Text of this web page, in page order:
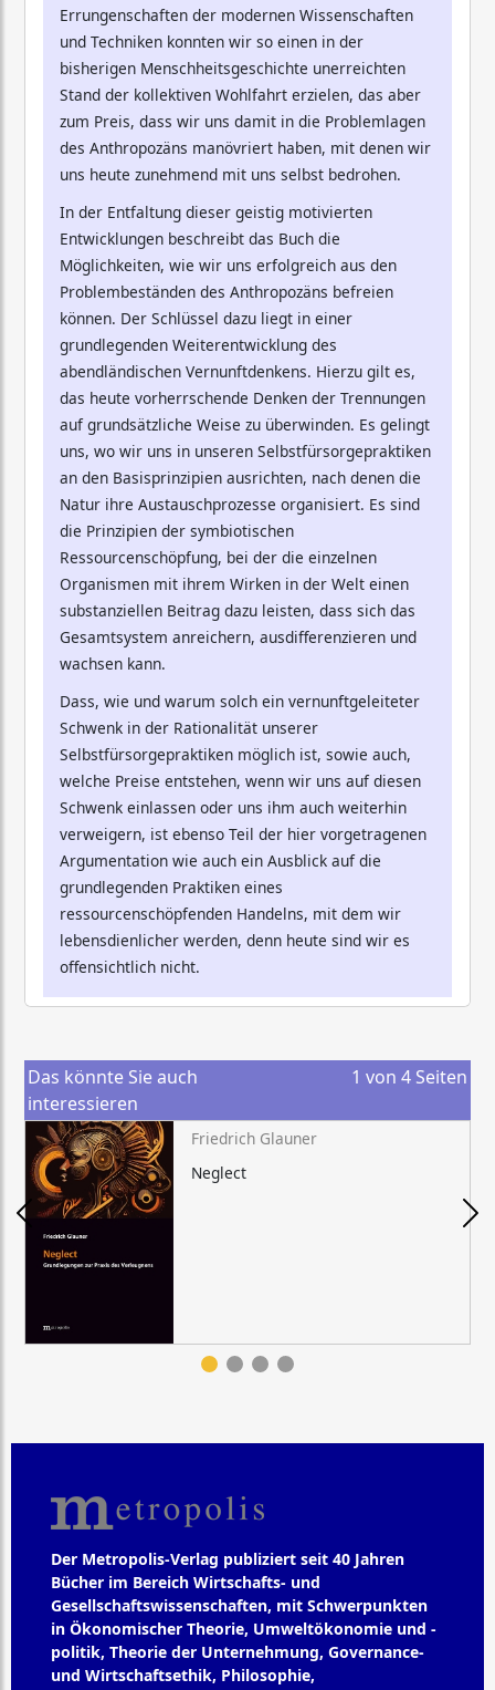
Errungenschaften der modernen Wissenschaften
und Techniken konnten wir so einen in der
bisherigen Menschheitsgeschichte unerreichten
Stand der kollektiven Wohlfahrt erzielen, das aber
zum Preis, dass wir uns damit in die Problemlagen
des Anthropozäns manövriert haben, mit denen wir
uns heute zunehmend mit uns selbst bedrohen.
In der Entfaltung dieser geistig motivierten
Entwicklungen beschreibt das Buch die
Möglichkeiten, wie wir uns erfolgreich aus den
Problembeständen des Anthropozäns befreien
können. Der Schlüssel dazu liegt in einer
grundlegenden Weiterentwicklung des
abendländischen Vernunftdenkens. Hierzu gilt es,
das heute vorherrschende Denken der Trennungen
auf grundsätzliche Weise zu überwinden. Es gelingt
uns, wo wir uns in unseren Selbstfürsorgepraktiken
an den Basisprinzipien ausrichten, nach denen die
Natur ihre Austauschprozesse organisiert. Es sind
die Prinzipien der symbiotischen
Ressourcenschöpfung, bei der die einzelnen
Organismen mit ihrem Wirken in der Welt einen
substanziellen Beitrag dazu leisten, dass sich das
Gesamtsystem anreichern, ausdifferenzieren und
wachsen kann.
Dass, wie und warum solch ein vernunftgeleiteter
Schwenk in der Rationalität unserer
Selbstfürsorgepraktiken möglich ist, sowie auch,
welche Preise entstehen, wenn wir uns auf diesen
Schwenk einlassen oder uns ihm auch weiterhin
verweigern, ist ebenso Teil der hier vorgetragenen
Argumentation wie auch ein Ausblick auf die
grundlegenden Praktiken eines
ressourcenschöpfenden Handelns, mit dem wir
lebensdienlicher werden, denn heute sind wir es
offensichtlich nicht.
Das könnte Sie auch
interessieren
1 von 4 Seiten
Friedrich Glauner
Neglect
Der Metropolis-Verlag publiziert seit 40 Jahren
Bücher im Bereich Wirtschafts- und
Gesellschaftswissenschaften, mit Schwerpunkten
in Ökonomischer Theorie, Umweltökonomie und -
politik, Theorie der Unternehmung, Governance-
und Wirtschaftsethik, Philosophie,